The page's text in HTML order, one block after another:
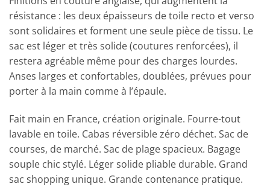
résistance : les deux épaisseurs de toile recto et verso
sont solidaires et forment une seule pièce de tissu. Le
sac est léger et très solide (coutures renforcées), il
restera agréable même pour des charges lourdes.
Anses larges et confortables, doublées, prévues pour
porter à la main comme à l’épaule.
Fait main en France, création originale. Fourre-tout
lavable en toile. Cabas réversible zéro déchet. Sac de
courses, de marché. Sac de plage spacieux. Bagage
souple chic stylé. Léger solide pliable durable. Grand
sac shopping unique. Grande contenance pratique.